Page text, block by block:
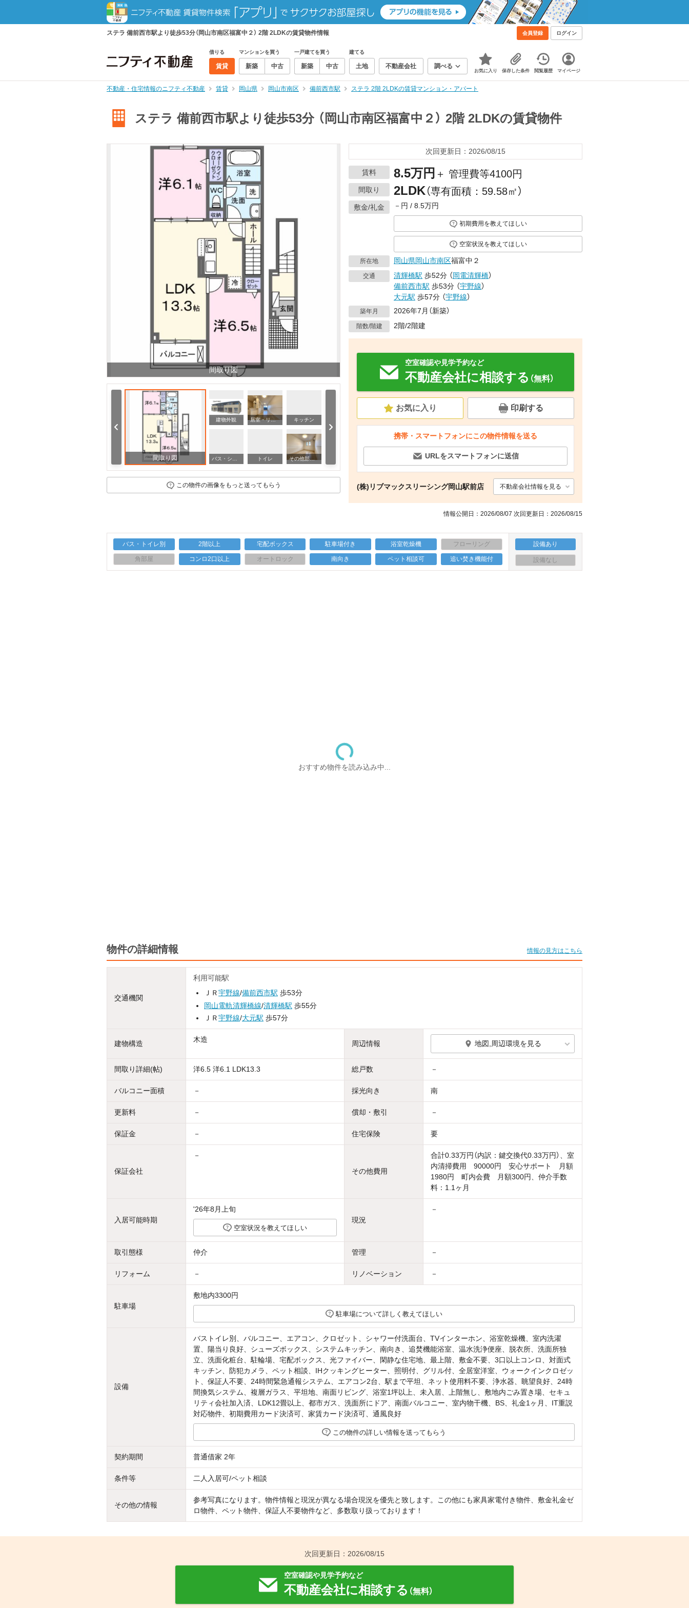
ステラ 備前西市駅より徒歩53分（岡山市南区福富中２） 2階 2LDKの賃貸物件情報 会員登録 ログイン
借りる
賃貸
マンションを買う
新築 中古
一戸建てを買う
新築 中古
建てる
土地 不動産会社 調べる
お気に入り 保存した条件 閲覧履歴 マイページ
不動産・住宅情報のニフティ不動産 賃貸 岡山県 岡山市南区 備前西市駅 ステラ 2階 2LDKの賃貸マンション・アパート
ステラ 備前西市駅より徒歩53分 （岡山市南区福富中２） 2階 2LDKの賃貸物件
間取り図
間取り図
建物外観 居室・リビング キッチン
トイレ その他部屋・スペース 洗面設備
バルコニー セキュリティ その他設備
玄関 駐車場
この物件の画像をもっと送ってもらう
次回更新日：2026/08/15
賃料 8.5万円 ＋ 管理費等4100円
間取り 2LDK（専有面積：59.58㎡）
敷金/礼金 －円 / 8.5万円
初期費用を教えてほしい
空室状況を教えてほしい
所在地 岡山県岡山市南区福富中２
交通 清輝橋駅 歩52分 （岡電清輝橋）
備前西市駅 歩53分 （宇野線）
大元駅 歩57分 （宇野線）
築年月 2026年7月（新築）
階数/階建 2階/2階建
空室確認や見学予約など
不動産会社に相談する （無料）
お気に入り 印刷する
携帯・スマートフォンにこの物件情報を送る
URLをスマートフォンに送信
(株)リブマックスリーシング岡山駅前店 不動産会社情報を見る
情報公開日：2026/08/07 次回更新日：2026/08/15
バス・トイレ別 2階以上 宅配ボックス 駐車場付き 浴室乾燥機 フローリング
角部屋 コンロ2口以上 オートロック 南向き ペット相談可 追い焚き機能付
設備あり
設備なし
おすすめ物件を読み込み中...
物件の詳細情報 情報の見方はこちら
交通機関
利用可能駅
ＪＲ宇野線/備前西市駅 歩53分
岡山電軌清輝橋線/清輝橋駅 歩55分
ＪＲ宇野線/大元駅 歩57分
建物構造 木造 周辺情報 地図,周辺環境を見る
間取り詳細(帖) 洋6.5 洋6.1 LDK13.3 総戸数 －
バルコニー面積 － 採光向き 南
更新料 － 償却・敷引 －
保証金 － 住宅保険 要
保証会社
－
その他費用
合計0.33万円（内訳：鍵交換代0.33万円）、室
内清掃費用 90000円 安心サポート 月額
1980円 町内会費 月額300円、仲介手数
料：1.1ヶ月
入居可能時期
'26年8月上旬
空室状況を教えてほしい
現況
－
取引態様 仲介 管理 －
リフォーム － リノベーション －
駐車場
敷地内3300円
駐車場について詳しく教えてほしい
設備
バストイレ別、バルコニー、エアコン、クロゼット、シャワー付洗面台、TVインターホン、浴室乾燥機、室内洗濯
置、陽当り良好、シューズボックス、システムキッチン、南向き、追焚機能浴室、温水洗浄便座、脱衣所、洗面所独
立、洗面化粧台、駐輪場、宅配ボックス、光ファイバー、閑静な住宅地、最上階、敷金不要、3口以上コンロ、対面式
キッチン、防犯カメラ、ペット相談、IHクッキングヒーター、照明付、グリル付、全居室洋室、ウォークインクロゼッ
ト、保証人不要、24時間緊急通報システム、エアコン2台、駅まで平坦、ネット使用料不要、浄水器、眺望良好、24時
間換気システム、複層ガラス、平坦地、南面リビング、浴室1坪以上、未入居、上階無し、敷地内ごみ置き場、セキュ
リティ会社加入済、LDK12畳以上、都市ガス、洗面所にドア、南面バルコニー、室内物干機、BS、礼金1ヶ月、IT重説
対応物件、初期費用カード決済可、家賃カード決済可、通風良好
この物件の詳しい情報を送ってもらう
契約期間 普通借家 2年
条件等 二人入居可/ペット相談
その他の情報
参考写真になります。物件情報と現況が異なる場合現況を優先と致します。この他にも家具家電付き物件、敷金礼金ゼ
ロ物件、ペット物件、保証人不要物件など、多数取り扱っております！
次回更新日：2026/08/15
空室確認や見学予約など
不動産会社に相談する （無料）